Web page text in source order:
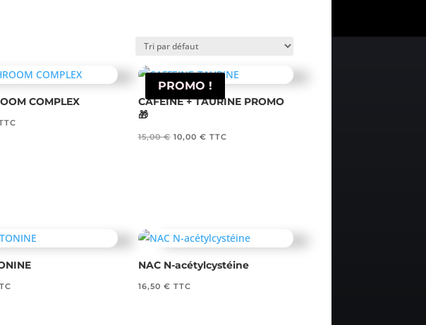
COMPLEX
PROMO !
CAFÉINE + TAURINE PROMO
🎁
15,00€ Le
10,00 €Le
TTC
NAC N-acétylcystéine
16,50 € TTC